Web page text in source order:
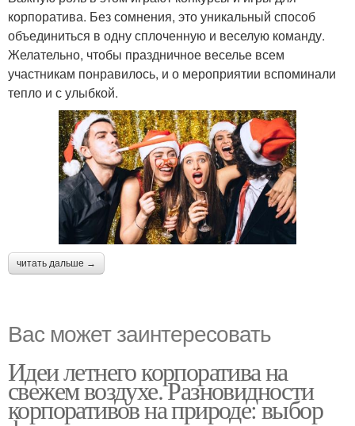
корпоратива. Без сомнения, это уникальный способ
объединиться в одну сплоченную и веселую команду.
Желательно, чтобы праздничное веселье всем
участникам понравилось, и о мероприятии вспоминали
тепло и с улыбкой.
читать дальше →
Вас может заинтересовать
Идеи летнего корпоратива на
свежем воздухе. Разновидности
корпоративов на природе: выбор